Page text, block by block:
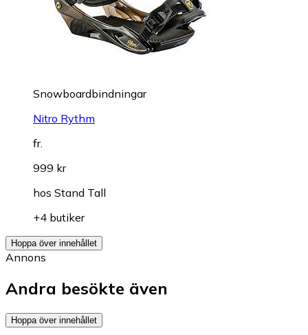
Snowboardbindningar
Nitro Rythm
fr.
999 kr
hos Stand Tall
+4 butiker
Hoppa över innehållet
Annons
Andra besökte även
Hoppa över innehållet